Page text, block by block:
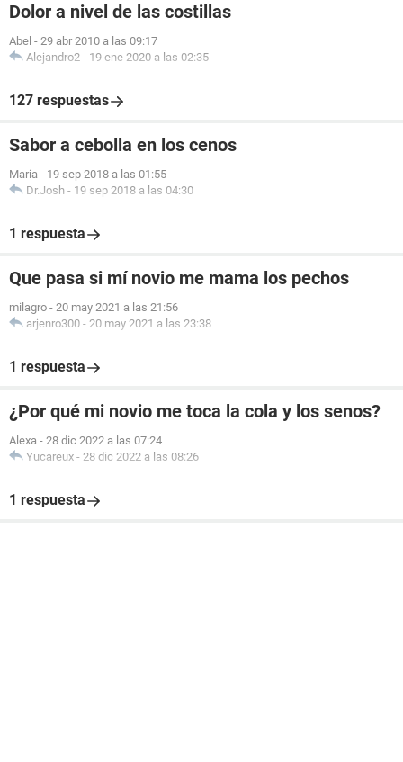
Dolor a nivel de las costillas
Abel - 29 abr 2010 a las 09:17
Alejandro2 - 19 ene 2020 a las 02:35
127 respuestas
Sabor a cebolla en los cenos
Maria - 19 sep 2018 a las 01:55
Dr.Josh - 19 sep 2018 a las 04:30
1 respuesta
Que pasa si mí novio me mama los pechos
milagro - 20 may 2021 a las 21:56
arjenro300 - 20 may 2021 a las 23:38
1 respuesta
¿Por qué mi novio me toca la cola y los senos?
Alexa - 28 dic 2022 a las 07:24
Yucareux - 28 dic 2022 a las 08:26
1 respuesta